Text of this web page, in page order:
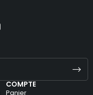
COMPTE
Panier